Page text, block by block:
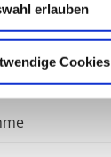
erlauben
Cookies